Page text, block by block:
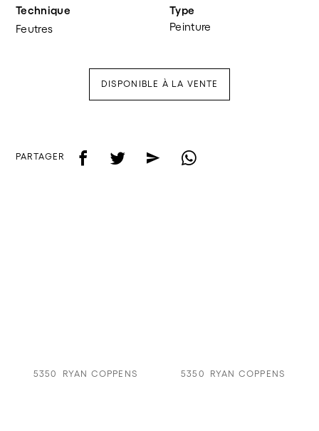
Technique
Feutres
Type
Peinture
DISPONIBLE À LA VENTE
PARTAGER f t e w
5350 RYAN COPPENS 5350 RYAN COPPENS